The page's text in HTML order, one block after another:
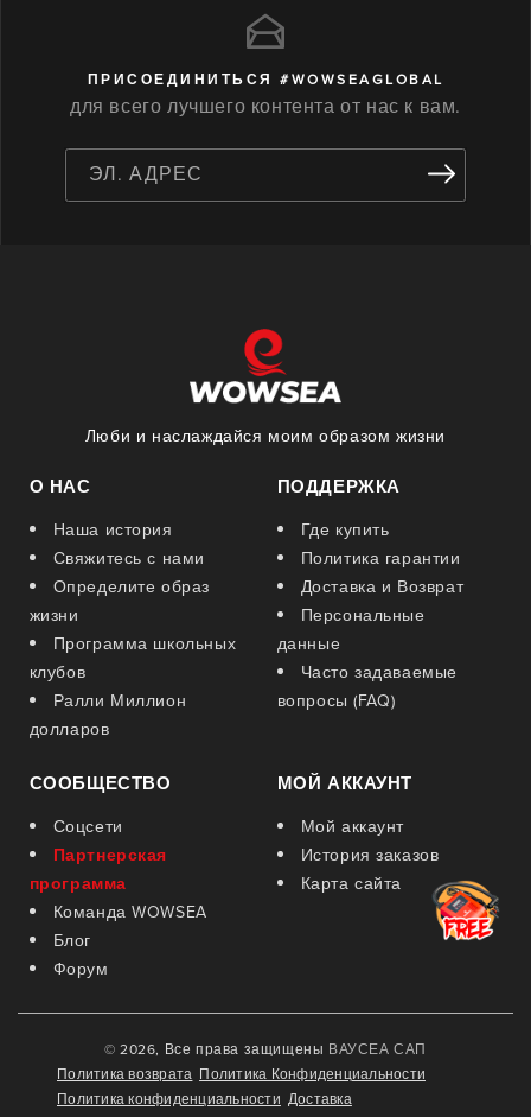
ПРИСОЕДИНИТЬСЯ #WOWSEAGLOBAL
для всего лучшего контента от нас к вам.
ЭЛ. АДРЕС
Люби и наслаждайся моим образом жизни
О НАС
Наша история
Свяжитесь с нами
Определите образ
жизни
Программа школьных
клубов
Ралли Миллион
долларов
ПОДДЕРЖКА
Где купить
Политика гарантии
Доставка и Возврат
Персональные
данные
Часто задаваемые
вопросы (FAQ)
СООБЩЕСТВО
Соцсети
Партнерская
программа
Команда WOWSEA
Блог
Форум
МОЙ АККАУНТ
Мой аккаунт
История заказов
Карта сайта
© 2026, Все права защищены ВАУСЕА САП
Политика возврата Политика Конфиденциальности
Политика конфиденциальности Доставка